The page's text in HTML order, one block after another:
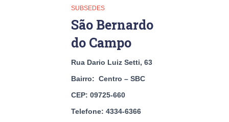
SUBSEDES
São Bernardo
do Campo
Rua Dario Luiz Setti, 63
Bairro: Centro – SBC
CEP: 09725-660
Telefone: 4334-6366